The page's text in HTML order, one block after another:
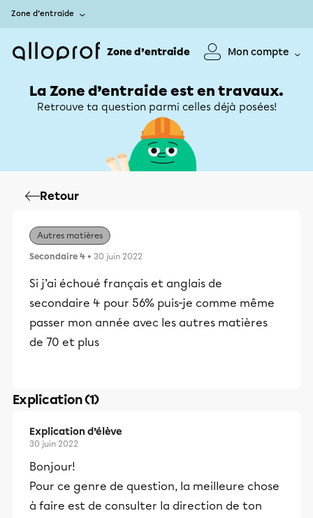
Zone d’entraide
Zone d’entraide Mon compte
La Zone d’entraide est en travaux.
Retrouve ta question parmi celles déjà posées!
Retour
Autres matières
Secondaire 4 • 30 juin 2022
Si j’ai échoué français et anglais de
secondaire 4 pour 56% puis-je comme même
passer mon année avec les autres matières
de 70 et plus
Explication (1)
Explication d’élève
30 juin 2022
Bonjour!
Pour ce genre de question, la meilleure chose
à faire est de consulter la direction de ton